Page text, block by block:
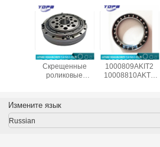
Drive,
CSG14/CSF14
Скрещенные
роликовые
привода
редуктора
промышленных
1000907AKIT2
1000809AKIT2
10008810AKT2
гармонического
тонкосекционные
Измените язык
Russian